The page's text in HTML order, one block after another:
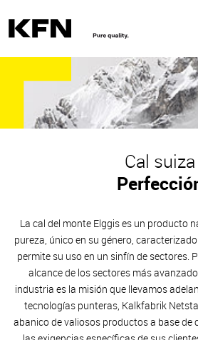
Cal suiza
La cal del monte Elggis es un producto
pureza, único en su género,
permite su uso en un sinfín de sectores.
alcance de los sectores más
industria es la misión que llevamos
tecnologías punteras, Kalkfabrik
abanico de valiosos productos a base de